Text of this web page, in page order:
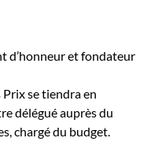
d’honneur et fondateur
se tiendra en
délégué auprès du
chargé du budget.